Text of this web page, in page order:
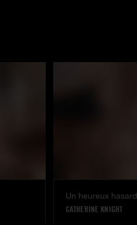
Un heureux hasard
CATHERINE KNIGHT